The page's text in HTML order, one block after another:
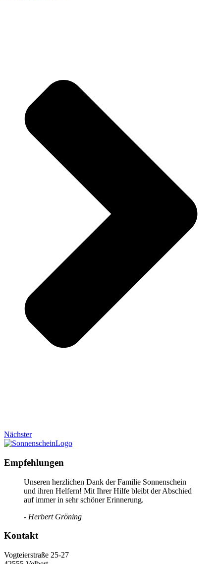
Nächster
Empfehlungen
Unseren herzlichen Dank der Familie Sonnenschein
und ihren Helfern! Mit Ihrer Hilfe bleibt der Abschied
auf immer in sehr schöner Erinnerung.
- Herbert Gröning
Kontakt
Vogteierstraße 25-27